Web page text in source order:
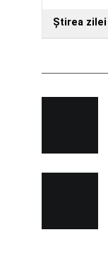
Ştirea zilei